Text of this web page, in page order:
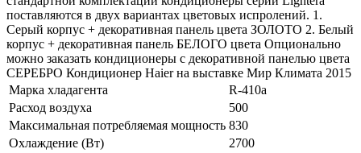
поставляются в двух вариантах цветовых испролений. 1.
Серый корпус + декоративная панель цвета ЗОЛОТО 2. Белый
корпус + декоративная панель БЕЛОГО цвета Опционально
можно заказать кондиционеры с декоративной панелью цвета
СЕРЕБРО Кондиционер Haier на выставке Мир Климата 2015
Марка хладагента
R-410a
Расход воздуха
500
Максимальная потребляемая мощность 830
Охлаждение (Вт)
2700